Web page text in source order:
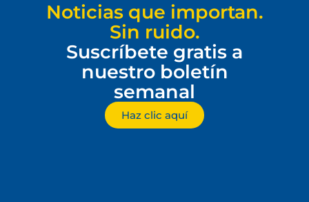
Noticias que importan.
Sin ruido.
Suscríbete gratis a
nuestro boletín
semanal
Haz clic aquí